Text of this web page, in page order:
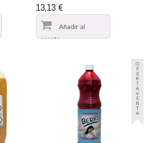
13,13 €
O
F
E
R
T
A
V
E
N
T
A